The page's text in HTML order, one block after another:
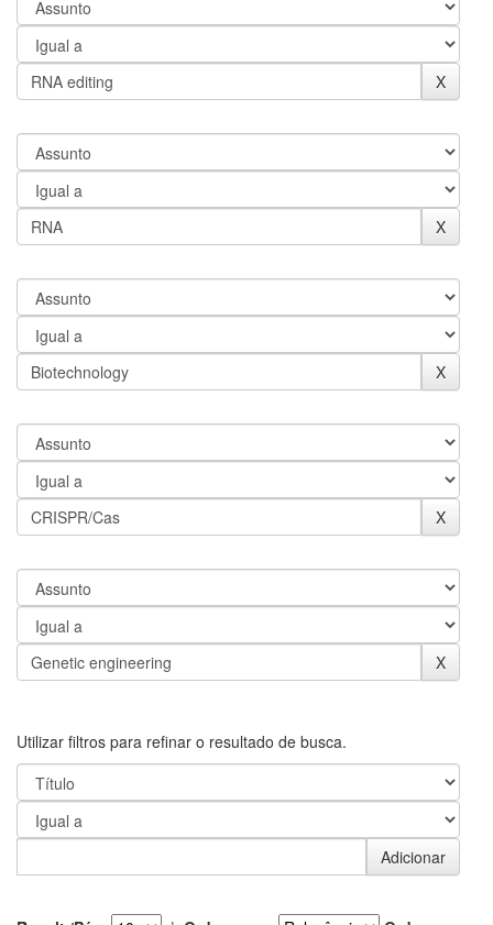
Utilizar filtros para refinar o resultado de busca.